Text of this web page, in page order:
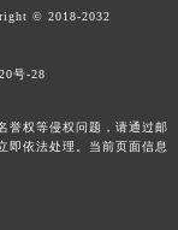
© 2018-2032
号-28
誉权等侵权问题，请通过邮
即依法处理。当前页面信息